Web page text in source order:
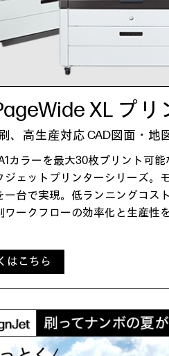
XL プリ
、高生産対応 CAD図面・地
カラーを最大30枚プリント可
ジェットプリンターシリーズ。
一台で実現。低ランニングコス
ワークフローの効率化と生産性
はこちら